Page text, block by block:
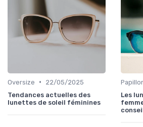
Oversize •
22/05/2025
Tendances actuelles des
lunettes de soleil féminines
Les